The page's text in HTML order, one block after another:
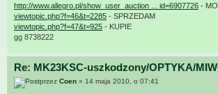
http://www.allegro.pl/show_user_auction ... id=6907726 -
viewtopic.php?f=46&t=2285 - SPRZEDAM
viewtopic.php?f=47&t=925 - KUPIE
gg 8738222
Re: MK23KSC-uszkodzony/OPTYKA/
przez Coen » 14 maja 2010, o 07:41